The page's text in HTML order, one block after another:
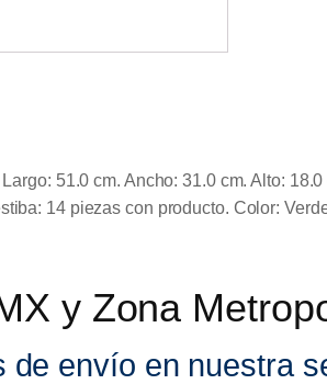
51.0 cm. Ancho: 31.0 cm. Alto:
14 piezas con producto. Color:
y Zona
de envío en nuestra